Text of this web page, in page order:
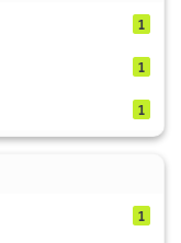
1
1
1
1